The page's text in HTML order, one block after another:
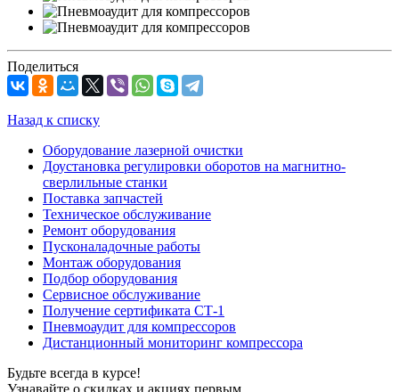
Поделиться
Назад к списку
Оборудование лазерной очистки
Доустановка регулировки оборотов на магнитно-
сверлильные станки
Поставка запчастей
Техническое обслуживание
Ремонт оборудования
Пусконаладочные работы
Монтаж оборудования
Подбор оборудования
Сервисное обслуживание
Получение сертификата СТ-1
Пневмоаудит для компрессоров
Дистанционный мониторинг компрессора
Будьте всегда в курсе!